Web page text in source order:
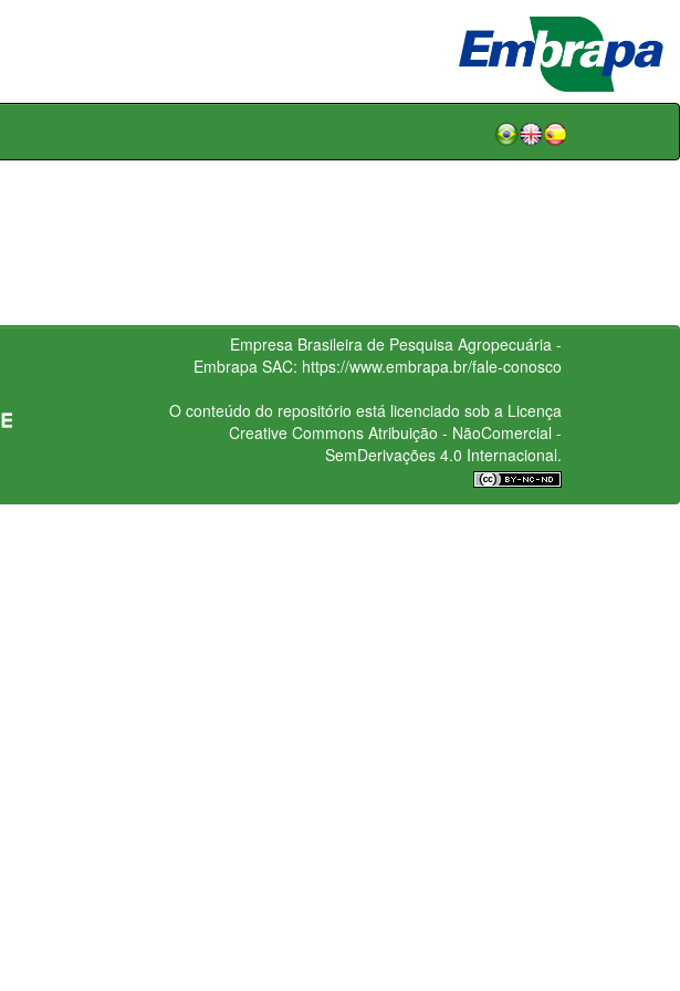
Empresa Brasileira de Pesquisa Agropecuária -
Embrapa SAC: https://www.embrapa.br/fale-conosco
O conteúdo do repositório está licenciado sob a Licença
Creative CommonsAtribuição - NãoComercial -
SemDerivações 4.0 Internacional.